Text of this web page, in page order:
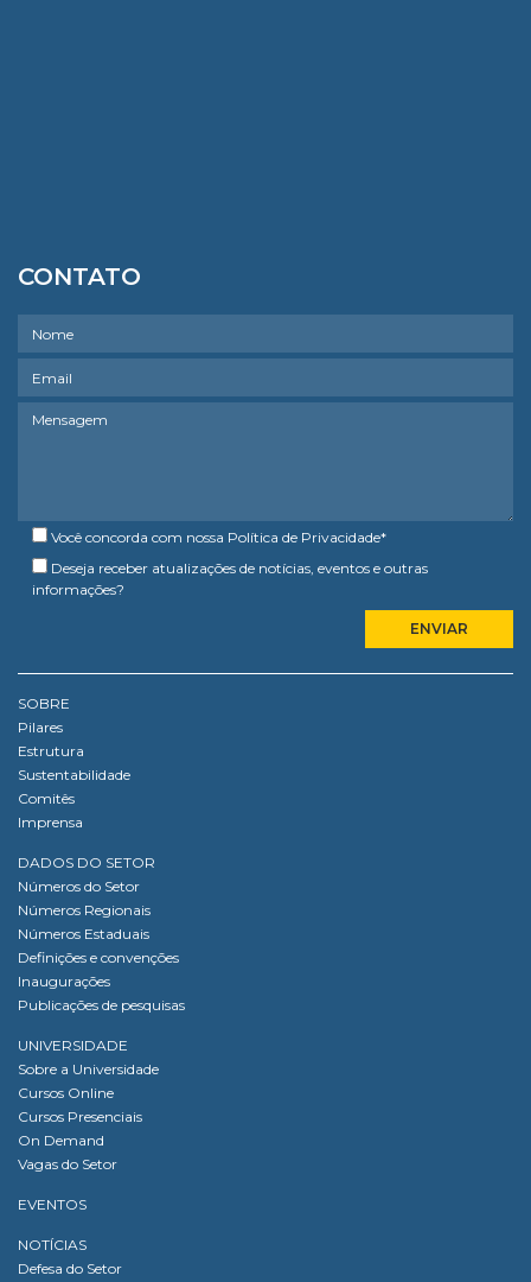
CONTATO
Você concorda com nossa Política de Privacidade*
Deseja receber atualizações de notícias, eventos e outras
informações?
SOBRE
Pilares
Estrutura
Sustentabilidade
Comitês
Imprensa
DADOS DO SETOR
Números do Setor
Números Regionais
Números Estaduais
Definições e convenções
Inaugurações
Publicações de pesquisas
UNIVERSIDADE
Sobre a Universidade
Cursos Online
Cursos Presenciais
On Demand
Vagas do Setor
EVENTOS
NOTÍCIAS
Defesa do Setor